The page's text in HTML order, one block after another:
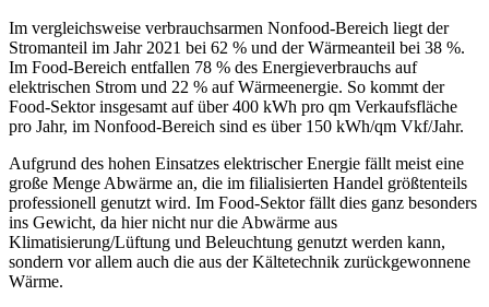
Im vergleichsweise verbrauchsarmen Nonfood-Bereich liegt der
Stromanteil im Jahr 2021 bei 62 % und der Wärmeanteil bei 38 %.
Im Food-Bereich entfallen 78 % des Energieverbrauchs auf
elektrischen Strom und 22 % auf Wärmeenergie. So kommt der
Food-Sektor insgesamt auf über 400 kWh pro qm Verkaufsfläche
pro Jahr, im Nonfood-Bereich sind es über 150 kWh/qm Vkf/Jahr.
Aufgrund des hohen Einsatzes elektrischer Energie fällt meist eine
große Menge Abwärme an, die im filialisierten Handel größtenteils
professionell genutzt wird. Im Food-Sektor fällt dies ganz besonders
ins Gewicht, da hier nicht nur die Abwärme aus
Klimatisierung/Lüftung und Beleuchtung genutzt werden kann,
sondern vor allem auch die aus der Kältetechnik zurückgewonnene
Wärme.